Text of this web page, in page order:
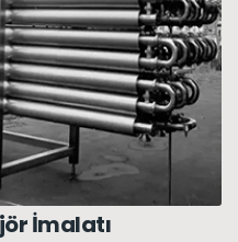
İmalatı